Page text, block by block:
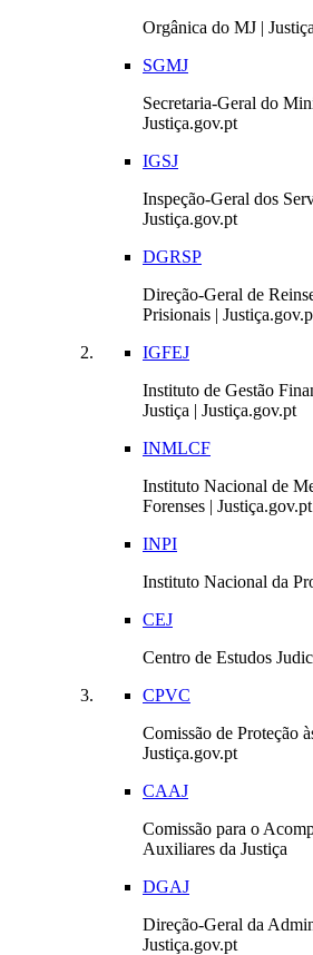
Orgânica do MJ |
SGMJ
Secretaria-Geral do
Justiça.gov.pt
IGSJ
Inspeção-Geral dos
Justiça.gov.pt
DGRSP
Direção-Geral de
Prisionais |
IGFEJ
Instituto de Gestão
Justiça | Justiça.gov.pt
INMLCF
Instituto Nacional de
Forenses | Justiça.gov.pt
INPI
Instituto Nacional da
CEJ
Centro de Estudos
CPVC
Comissão de Proteção
Justiça.gov.pt
CAAJ
Comissão para o
Auxiliares da Justiça
DGAJ
Direção-Geral da
Justiça.gov.pt